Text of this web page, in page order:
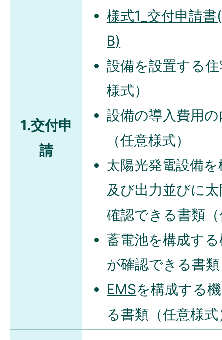
1.交付申
請
様式1_交付申請
B)
設備を設置する
様式）
設備の導入費用
（任意様式）
太陽光発電設備
及び出力並びに
確認できる書類
蓄電池を構成す
が確認できる書
EMSを構成する
る書類（任意様式